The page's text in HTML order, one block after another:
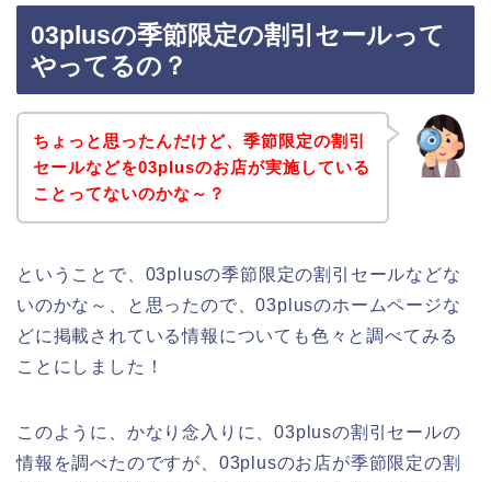
03plusの季節限定の割引セールって
やってるの？
ちょっと思ったんだけど、季節限定の割引
セールなどを03plusのお店が実施している
ことってないのかな～？
ということで、03plusの季節限定の割引セールなどな
いのかな～、と思ったので、03plusのホームページな
どに掲載されている情報についても色々と調べてみる
ことにしました！
このように、かなり念入りに、03plusの割引セールの
情報を調べたのですが、03plusのお店が季節限定の割